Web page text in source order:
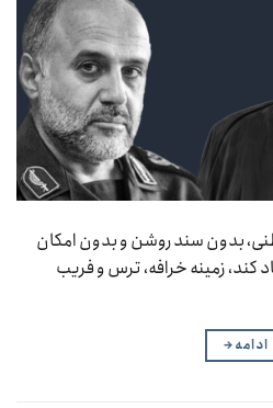
بدون سند روشن و بدون امکان
کند، زمینه خرافه، ترس و فریب
ادامه→